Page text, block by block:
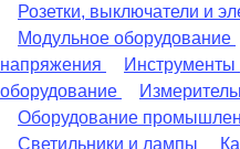
Розетки, выключатели и
Модульное оборудование
напряжения
Инструменты
оборудование
Оборудование
Светильники и лампы